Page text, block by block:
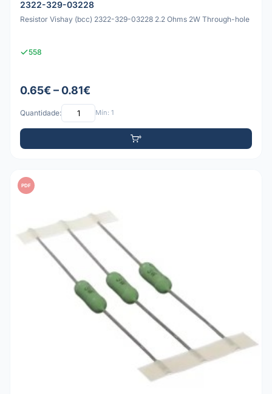
2322-329-03228
Resistor Vishay (bcc) 2322-329-03228 2.2 Ohms 2W Through-hole
558
0.65€ – 0.81€
Quantidade: Mín: 1
PDF